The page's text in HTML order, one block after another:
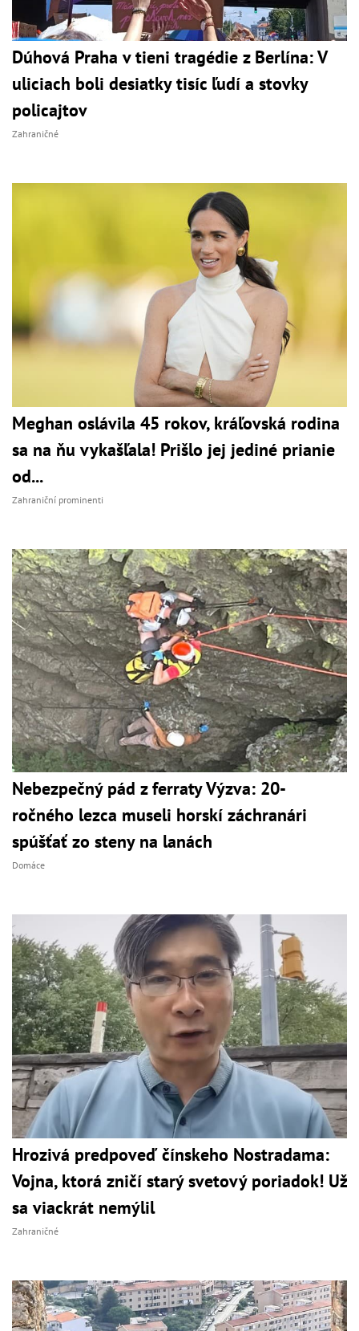
Dúhová Praha v tieni tragédie z Berlína: V
uliciach boli desiatky tisíc ľudí a stovky
policajtov
Zahraničné
Meghan oslávila 45 rokov, kráľovská rodina
sa na ňu vykašľala! Prišlo jej jediné prianie
od...
Zahraniční prominenti
Nebezpečný pád z ferraty Výzva: 20-
ročného lezca museli horskí záchranári
spúšťať zo steny na lanách
Domáce
Hrozivá predpoveď čínskeho Nostradama:
Vojna, ktorá zničí starý svetový poriadok! Už
sa viackrát nemýlil
Zahraničné